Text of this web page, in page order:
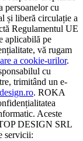
persoanelor cu
și liberă circulație a
Regulamentul UE
aplicabilă pe
vă rugam
a cookie-urilor.
cu
trimitând un e-
. ROKA
Aceste
DESIGN SRL
servicii: